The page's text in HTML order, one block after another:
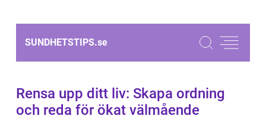
SUNDHETSTIPS.se
Rensa upp ditt liv: Skapa ordning
och reda för ökat välmående